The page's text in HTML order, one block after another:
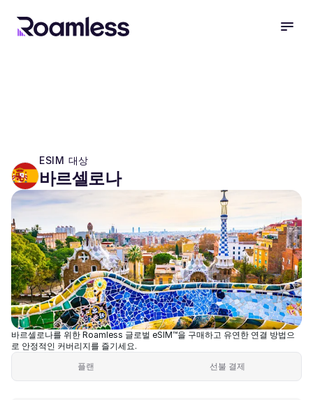
ESIM 대상
바르셀로나
바르셀로나를 위한 Roamless 글로벌 eSIM™을 구매하고 유연한 연결 방법으
로 안정적인 커버리지를 즐기세요.
플랜
선불 결제